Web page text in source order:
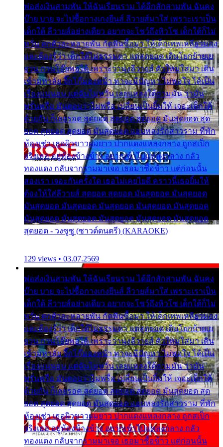
พ่อส่งเงินสามพัน ให้ฉันเรียนราม ได้อีกสักสามพัน ฉันคง
บ๊าย บาย จะไปซื้อกางเกงยีนส์ ลีวายส์มาใส่ เพราะเราเป็น
เด็กใต้ ลีวายส์อย่างเดียว อยากจะโชว์ถึงหิวโซ เด็กใต้ก็ไม่
หวั่น ตกตัวละหลายพัน กัดฟันซื้อมา ให้เด็กเทพเหลียวมอง
และต้องรู้ว่า เด็กใต้ไม่ธรรมดา แต่สุดยอด เดินโยกย้ายเย
ยวน กวนโอ๊ยพอได้ เพราะว่านุ่งลีวายส์ ตัวใหม่ใส่มา เดิน
เข้ามหาลัย จิ๊กโก๊มองหน้า ท่าจะมีปัญหา ไม่พอใจ ได้เป็น
เรื่องแน่นอน แต่ฉันไม่หวั่น เลยแหลงใต้ถามมัน ว่ามัน
พรั่นพรือ มันตอบว่าไม่พรื่อ เปลี่ยนเป็นยิ้มให้ เจอะเด็กใต้
ด้วยกัน ก็เลยรอด สุดยอด สุดยอด สุดยอด มันสุดยอด สุด
ยอด สุดยอด สุดยอด มันสุดยอด แอบหลงรักสาวราม ที่พัก
ห้องเช่า เธอผิวขาวผมยาว ปากแดงแหลงกลาง ถูกสเป็ก
จริงเธอ อยู่ห้องข้างข้าง อยากเข้าไปแหลงกลาง กลัว
ทองแดง กลับจากรามมาเจอ เธอมาซื้อข้าว แต่ก่อนนั้น
สองเรา เจอะกันครั้งใด เธอไม่เคยไยดี คราวนี้เธอยิ้มให้
ต้องให้ใส่ลีวายส์ สุดยอด สุดยอด มันสุดยอด มันสุดยอด
มันสุดยอด มันสุดยอด มันสุดยอด มันสุดยอด มันสุดยอด
มันสุดยอด มันสุดยอด มันสุดยอด มันสุดยอด มันสุดยอด
สุดยอด - วงซูซู (ซาวด์ดนตรี) (KARAOKE)
129 views • 03.07.2569
พ่อส่งเงินสามพัน ให้ฉันเรียนราม ได้อีกสักสามพัน ฉันคง
บ๊าย บาย จะไปซื้อกางเกงยีนส์ ลีวายส์มาใส่ เพราะเราเป็น
เด็กใต้ ลีวายส์อย่างเดียว อยากจะโชว์ถึงหิวโซ เด็กใต้ก็ไม่
หวั่น ตกตัวละหลายพัน กัดฟันซื้อมา ให้เด็กเทพเหลียวมอง
และต้องรู้ว่า เด็กใต้ไม่ธรรมดา แต่สุดยอด เดินโยกย้ายเย
ยวน กวนโอ๊ยพอได้ เพราะว่านุ่งลีวายส์ ตัวใหม่ใส่มา เดิน
เข้ามหาลัย จิ๊กโก๊มองหน้า ท่าจะมีปัญหา ไม่พอใจ ได้เป็น
เรื่องแน่นอน แต่ฉันไม่หวั่น เลยแหลงใต้ถามมัน ว่ามัน
พรั่นพรือ มันตอบว่าไม่พรื่อ เปลี่ยนเป็นยิ้มให้ เจอะเด็กใต้
ด้วยกัน ก็เลยรอด สุดยอด สุดยอด สุดยอด มันสุดยอด สุด
ยอด สุดยอด สุดยอด มันสุดยอด แอบหลงรักสาวราม ที่พัก
ห้องเช่า เธอผิวขาวผมยาว ปากแดงแหลงกลาง ถูกสเป็ก
จริงเธอ อยู่ห้องข้างข้าง อยากเข้าไปแหลงกลาง กลัว
ทองแดง กลับจากรามมาเจอ เธอมาซื้อข้าว แต่ก่อนนั้น